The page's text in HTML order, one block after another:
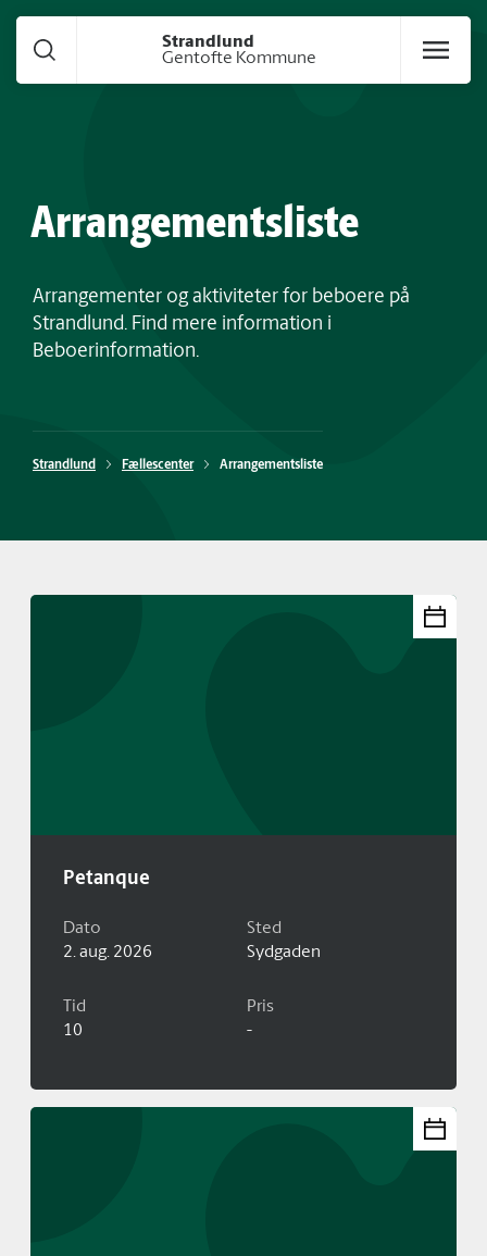
Strandlund
Gentofte Kommune
Arrangementsliste
Arrangementer og aktiviteter for beboere på
Strandlund. Find mere information i
Beboerinformation.
Strandlund Fællescenter Arrangementsliste
Petanque
Dato
2. aug. 2026
Sted
Sydgaden
Tid
10
Pris
-